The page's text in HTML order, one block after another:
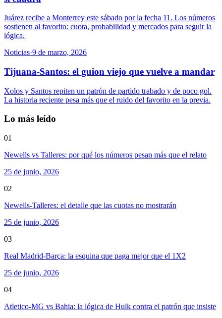
Juárez recibe a Monterrey este sábado por la fecha 11. Los números
sostienen al favorito: cuota, probabilidad y mercados para seguir la
lógica.
Noticias·9 de marzo, 2026
Tijuana-Santos: el guion viejo que vuelve a mandar
Xolos y Santos repiten un patrón de partido trabado y de poco gol.
La historia reciente pesa más que el ruido del favorito en la previa.
Lo más leído
01
Newells vs Talleres: por qué los números pesan más que el relato
25 de junio, 2026
02
Newells-Talleres: el detalle que las cuotas no mostrarán
25 de junio, 2026
03
Real Madrid-Barça: la esquina que paga mejor que el 1X2
25 de junio, 2026
04
Atletico-MG vs Bahia: la lógica de Hulk contra el patrón que insiste